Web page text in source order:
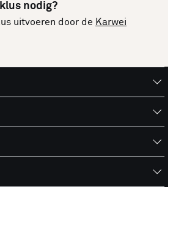
de top 10 Handschoenen en
voor je volgende aankoop!
nodig?
uitvoeren door de Karwei